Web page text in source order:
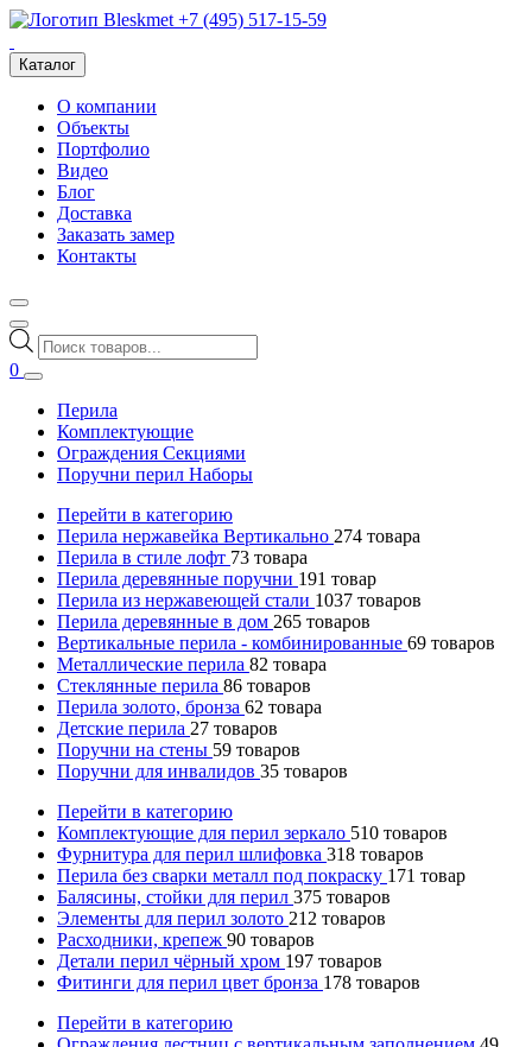
+7 (495) 517-15-59
Каталог
О компании
Объекты
Портфолио
Видео
Блог
Доставка
Заказать замер
Контакты
Поиск
товаров
0
Перила
Комплектующие
Ограждения Секциями
Поручни перил Наборы
Перейти в категорию
Перила нержавейка Вертикально 274 товара
Перила в стиле лофт 73 товара
Перила деревянные поручни 191 товар
Перила из нержавеющей стали 1037 товаров
Перила деревянные в дом 265 товаров
Вертикальные перила - комбинированные 69 товаров
Металлические перила 82 товара
Стеклянные перила 86 товаров
Перила золото, бронза 62 товара
Детские перила 27 товаров
Поручни на стены 59 товаров
Поручни для инвалидов 35 товаров
Перейти в категорию
Комплектующие для перил зеркало 510 товаров
Фурнитура для перил шлифовка 318 товаров
Перила без сварки металл под покраску 171 товар
Балясины, стойки для перил 375 товаров
Элементы для перил золото 212 товаров
Расходники, крепеж 90 товаров
Детали перил чёрный хром 197 товаров
Фитинги для перил цвет бронза 178 товаров
Перейти в категорию